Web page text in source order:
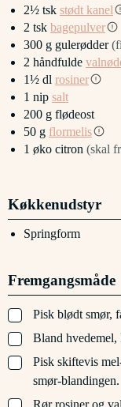
2½ tsk stødt kanel
2 tsk bagepulver
300 g gulerødder
2 håndfulde
1½ dl rosiner
1 nip salt
200 g flødeost
50 g flormelis
1 øko citron (skal
Køkkenudstyr
Springform
Fremgangsmåde
▢
Pisk blødt smør,
▢
Bland hvedemel,
▢
Pisk skiftevis
smør-blandingen.
▢
Rør rosiner og